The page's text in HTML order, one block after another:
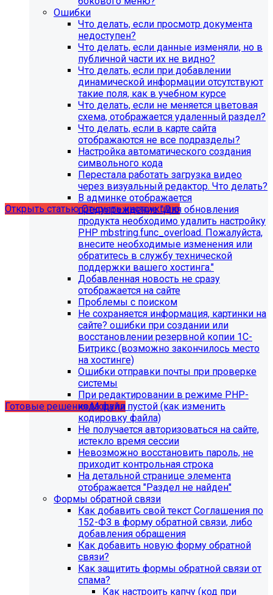
С 1 февраля 2023 года ограничена
поддержка продуктов 1С-Битрикс на
PHP версии ниже 8.0. Рекомендуемая
версия PHP - 8.1 и выше
Открыть статьюОткрыть инструкцию
Учебные курсы
по работе с готовыми решениями и модулями
размещены в разделе "Учебные курсы"
Готовые решенияМодули
Инструкция по удалению ссылок на
Ошибки
Что делать, если просмотр документа
недоступен?
Что делать, если данные изменяли, но в
публичной части их не видно?
Что делать, если при добавлении
динамической информации отсутствуют
такие поля, как в учебном курсе
Что делать, если не меняется цветовая
схема, отображается удаленный раздел?
Что делать, если в карте сайта
отображаются не все подразделы?
Настройка автоматического создания
символьного кода
Перестала работать загрузка видео
через визуальный редактор. Что делать?
В админке отображается
предупреждение "Для обновления
продукта необходимо удалить настройку
PHP mbstring.func_overload. Пожалуйста,
внесите необходимые изменения или
обратитесь в службу технической
поддержки вашего хостинга."
Добавленная новость не сразу
отображается на сайте
Проблемы с поиском
Не сохраняется информация, картинки на
сайте? ошибки при создании или
восстановлении резервной копии 1С-
Битрикс (возможно закончилось место
на хостинге)
Ошибки отправки почты при проверке
системы
При редактировании в режиме PHP-
кода файл пустой (как изменить
кодировку файла)
Не получается авторизоваться на сайте,
истекло время сессии
Невозможно восстановить пароль, не
приходит контрольная строка
На детальной странице элемента
отображается "Раздел не найден"
Формы обратной связи
Как добавить свой текст Соглашения по
152-ФЗ в форму обратной связи, либо
добавления обращения
Как добавить новую форму обратной
связи?
Как защитить формы обратной связи от
спама?
Как настроить капчу (код при